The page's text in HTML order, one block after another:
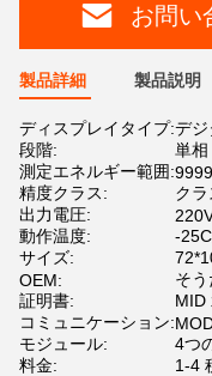
お問い
製品詳細 製品説明
ディスプレイタイプ:デジ
段階:
単相
測定エネルギー範囲:
精度クラス:
クラ
出力電圧:
動作温度:
-
サイズ:
OEM:
そう
証明書:
MID
コミュニケーション:
モジュール:
4つ
料金:
1-4